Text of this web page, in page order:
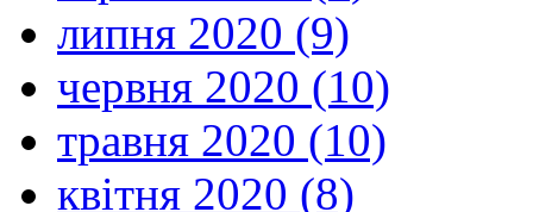
липня 2020 (9)
червня 2020 (10)
травня 2020 (10)
квітня 2020 (8)